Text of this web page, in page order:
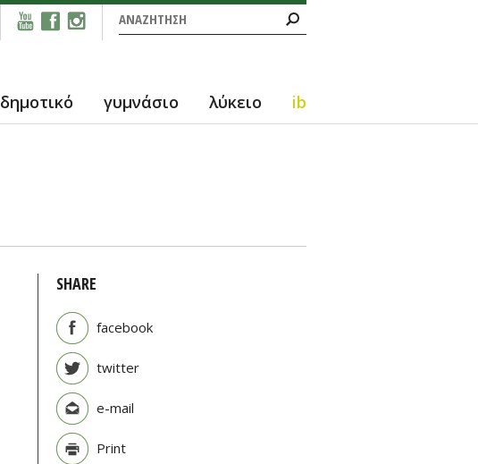
Φόρμα αναζήτησης
Αναζήτηση
δημοτικό γυμνάσιο λύκειο ib
SHARE
facebook
twitter
e-mail
Print